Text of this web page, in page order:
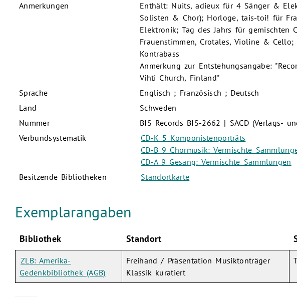
Anmerkungen
Enthält: Nuits, adieux für 4 Sänger &
Solisten & Chor); Horloge, tais-toi! für
Elektronik; Tag des Jahrs für
Frauenstimmen, Crotales, Violine &
Kontrabass
Anmerkung zur Entstehungsangabe:
Vihti Church, Finland"
Sprache
Englisch ; Französisch ; Deutsch
Land
Schweden
Nummer
BIS Records BIS-2662 | SACD (Verlags-
Verbundsystematik
CD-K 5 Komponistenporträts
CD-B 9 Chormusik: Vermischte
CD-A 9 Gesang: Vermischte Sammlungen
Besitzende Bibliotheken
Standortkarte
Exemplarangaben
Bibliothek Standort
ZLB: Amerika-
Gedenkbibliothek (AGB)
Freihand / Präsentation Musiktonträger
Klassik kuratiert